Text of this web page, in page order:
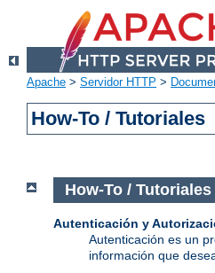
Apache > Servidor HTTP >
How-To / Tutoriales
How-To / Tutoriales
Autenticación y
Autenticación es un
información que